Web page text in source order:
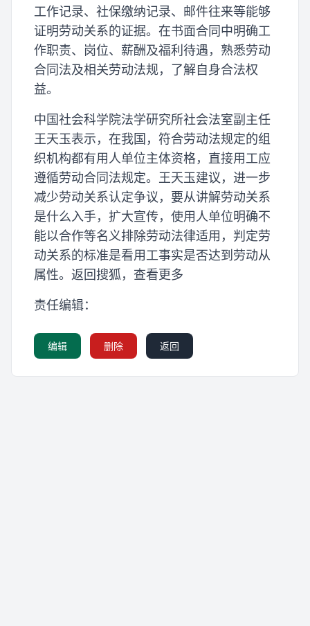
工作记录、社保缴纳记录、邮件往来等能够
证明劳动关系的证据。在书面合同中明确工
作职责、岗位、薪酬及福利待遇，熟悉劳动
合同法及相关劳动法规，了解自身合法权
益。
中国社会科学院法学研究所社会法室副主任
王天玉表示，在我国，符合劳动法规定的组
织机构都有用人单位主体资格，直接用工应
遵循劳动合同法规定。王天玉建议，进一步
减少劳动关系认定争议，要从讲解劳动关系
是什么入手，扩大宣传，使用人单位明确不
能以合作等名义排除劳动法律适用，判定劳
动关系的标准是看用工事实是否达到劳动从
属性。返回搜狐，查看更多
责任编辑：
编辑 删除 返回